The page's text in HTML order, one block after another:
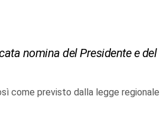
nomina del Presidente e del
come previsto dalla legge regionale